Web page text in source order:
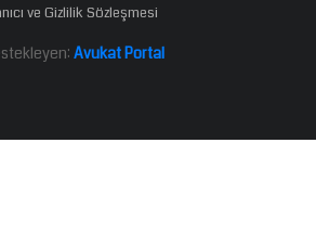
ve Gizlilik Sözleşmesi
Avukat Portal